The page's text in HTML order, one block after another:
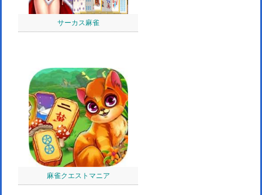
サーカス麻雀
麻雀クエストマニア